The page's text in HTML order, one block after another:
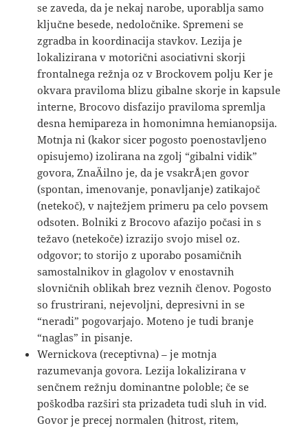
se zaveda, da je nekaj narobe, uporablja samo
ključne besede, nedoločnike. Spremeni se
zgradba in koordinacija stavkov. Lezija je
lokalizirana v motorični asociativni skorji
frontalnega režnja oz v Brockovem polju Ker je
okvara praviloma blizu gibalne skorje in kapsule
interne, Brocovo disfazijo praviloma spremlja
desna hemipareza in homonimna hemianopsija.
Motnja ni (kakor sicer pogosto poenostavljeno
opisujemo) izolirana na zgolj “gibalni vidik”
govora, ZnaÄilno je, da je vsakrÅ¡en govor
(spontan, imenovanje, ponavljanje) zatikajoč
(netekoč), v najtežjem primeru pa celo povsem
odsoten. Bolniki z Brocovo afazijo počasi in s
težavo (netekoče) izrazijo svojo misel oz.
odgovor; to storijo z uporabo posamičnih
samostalnikov in glagolov v enostavnih
slovničnih oblikah brez veznih členov. Pogosto
so frustrirani, nejevoljni, depresivni in se
“neradi” pogovarjajo. Moteno je tudi branje
“naglas” in pisanje.
Wernickova (receptivna) – je motnja
razumevanja govora. Lezija lokalizirana v
senčnem režnju dominantne poloble; če se
poškodba razširi sta prizadeta tudi sluh in vid.
Govor je precej normalen (hitrost, ritem,